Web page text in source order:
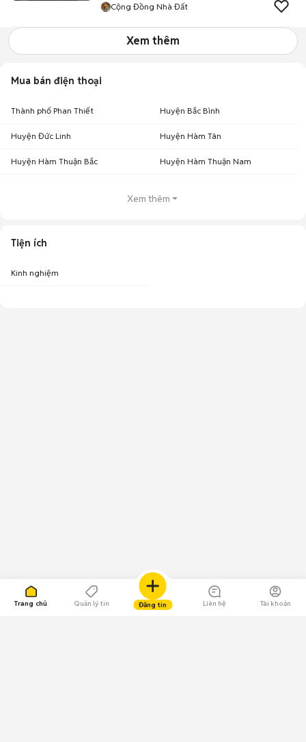
Trang chủ Quản lý tin Đăng tin Liên hệ Tài khoản
Cộng Đồng Nhà Đất
Xem thêm
Mua bán điện thoại
Thành phố Phan Thiết Huyện Bắc Bình
Huyện Đức Linh Huyện Hàm Tân
Huyện Hàm Thuận Bắc Huyện Hàm Thuận Nam
Xem thêm
Tiện ích
Kinh nghiệm